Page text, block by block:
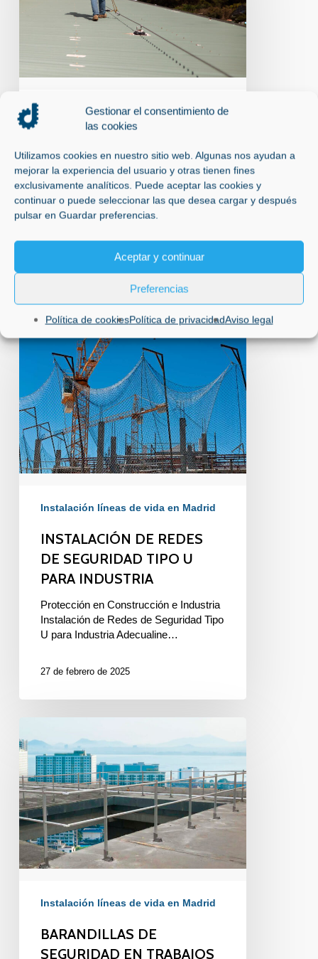
Gestionar el consentimiento de
las cookies
Utilizamos cookies en nuestro sitio web. Algunas nos ayudan a
mejorar la experiencia del usuario y otras tienen fines
exclusivamente analíticos. Puede aceptar las cookies y
continuar o puede seleccionar las que desea cargar y después
pulsar en Guardar preferencias.
Aceptar y continuar
Preferencias
Política de cookiesPolítica de privacidadAviso legal
TRABAJOS
Instalación líneas de vida en Madrid
TRABAJOS EN TRABAJOS
EN ALTURA
ADSG Líneas de vida en Madrid.
Líneas de Vida en Trabajos en Altura:
Seguridad en…
27 de febrero de 2025
INSTALACIÓN
DE
REDES
SEGURIDAD
TIPO
U
PARA
INDUSTRIA
Instalación líneas de vida en Madrid
INSTALACIÓN DE REDES
DE SEGURIDAD TIPO U
PARA INDUSTRIA
Protección en Construcción e Industria
Instalación de Redes de Seguridad Tipo
U para Industria Adecualine…
27 de febrero de 2025
DE
SEGURIDAD
EN
TRABAJOS
EN
ALTURA
Instalación líneas de vida en Madrid
BARANDILLAS DE
SEGURIDAD EN TRABAJOS